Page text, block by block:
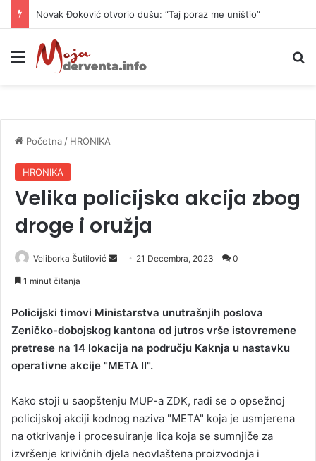
Novak Đoković otvorio dušu: “Taj poraz me uništio”
Meni
Početna / HRONIKA
HRONIKA
Velika policijska akcija zbog
droge i oružja
Veliborka Šutilović
d
a
n
e
i
21 Decembra, 2023 0
1 minut čitanja
Policijski timovi Ministarstva unutrašnjih poslova
Zeničko-dobojskog kantona od jutros vrše istovremene
pretrese na 14 lokacija na području Kaknja u nastavku
operativne akcije "META II".
Kako stoji u saopštenju MUP-a ZDK, radi se o opsežnoj
policijskoj akciji kodnog naziva "META" koja je usmjerena
na otkrivanje i procesuiranje lica koja se sumnjiče za
izvršenje krivičnih djela neovlaštena proizvodnja i